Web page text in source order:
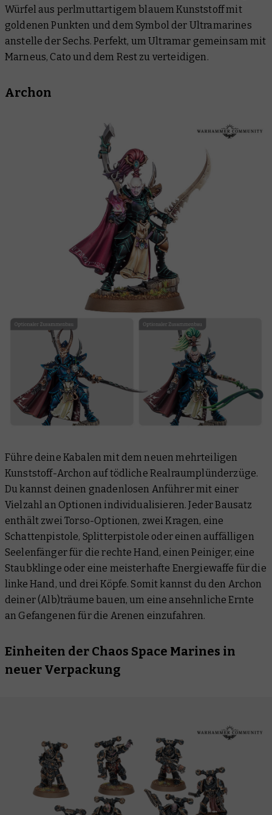
Würfel aus perlmuttartigem blauem Kunststoff mit
goldenen Punkten und dem Symbol der Ultramarines
anstelle der Sechs. Perfekt, um Ultramar gemeinsam mit
Marneus, Cato und dem Rest zu verteidigen.
Archon
Führe deine Kabalen mit dem neuen mehrteiligen
Kunststoff-Archon auf tödliche Realraumplünderzüge.
Du kannst deinen gnadenlosen Anführer mit einer
Vielzahl an Optionen individualisieren. Jeder Bausatz
enthält zwei Torso-Optionen, zwei Kragen, eine
Schattenpistole, Splitterpistole oder einen auffälligen
Seelenfänger für die rechte Hand, einen Peiniger, eine
Staubklinge oder eine meisterhafte Energiewaffe für die
linke Hand, und drei Köpfe. Somit kannst du den Archon
deiner (Alb)träume bauen, um eine ansehnliche Ernte
an Gefangenen für die Arenen einzufahren.
Einheiten der Chaos Space Marines in
neuer Verpackung